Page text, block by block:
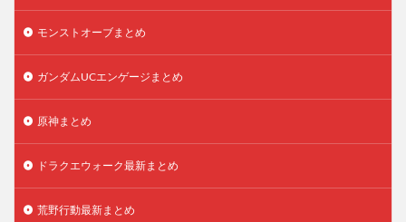
モンストオーブまとめ
ガンダムUCエンゲージまとめ
原神まとめ
ドラクエウォーク最新まとめ
荒野行動最新まとめ